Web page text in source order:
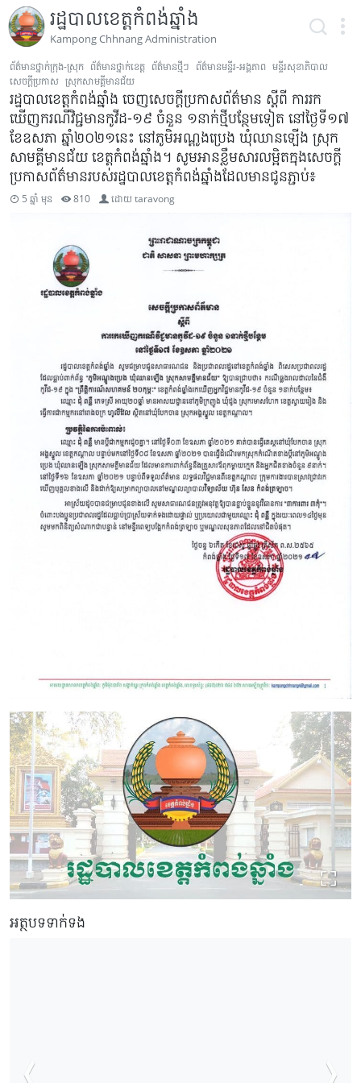
រដ្ឋបាលខេត្តកំពង់ឆ្នាំង
Kampong Chhnang Administration
ព័ត៌មានថ្នាក់ក្រុង-ស្រុក ព័ត៌មានថ្នាក់ខេត្ត ព័ត៌មានថ្មីៗ ព័ត៌មានមន្ទីរ-អង្គភាព មន្ទីរសុខាភិបាល
សេចក្ដីប្រកាស ស្រុកសាមគ្គីមានជ័យ
រដ្ឋបាលខេត្តកំពង់ឆ្នាំង ចេញសេចក្តីប្រកាសព័ត៌មាន ស្តីពី ការរក
ឃើញករណីវិជ្ជមានកូវីដ-១៩ ចំនួន ១នាក់ថ្មីបន្ថែមទៀត នៅថ្ងៃទី១៧
ខែឧសភា ឆ្នាំ២០២១នេះ នៅភូមិអណ្តូងប្រេង ឃុំឈានឡើង ស្រុក
សាមគ្គីមានជ័យ ខេត្តកំពង់ឆ្នាំង។ សូមអានខ្លឹមសារលម្អិតក្នុងសេចក្តី
ប្រកាសព័ត៌មានរបស់រដ្ឋបាលខេត្តកំពង់ឆ្នាំងដែលមានជូនភ្ជាប់៖
5 ឆ្នាំ មុន 810 ដោយtaravong
អត្ថបទទាក់ទង